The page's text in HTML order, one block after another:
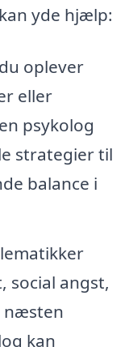
yde hjælp:
oplever
eller
psykolog
strategier til
balance i
social angst,
næsten
kan